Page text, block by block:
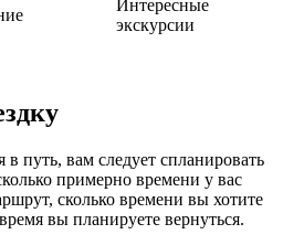
Интересные
экскурсии
в путь, вам следует спланировать
примерно времени у вас
сколько времени вы хотите
вы планируете вернуться.